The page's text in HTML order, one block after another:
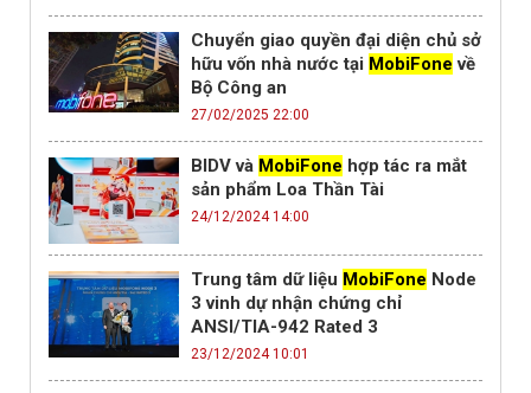
Chuyển giao quyền đại diện chủ sở
hữu vốn nhà nước tại MobiFone về
Bộ Công an
27/02/2025 22:00
BIDV và MobiFone hợp tác ra mắt
sản phẩm Loa Thần Tài
24/12/2024 14:00
Trung tâm dữ liệu MobiFone Node
3 vinh dự nhận chứng chỉ
ANSI/TIA-942 Rated 3
23/12/2024 10:01